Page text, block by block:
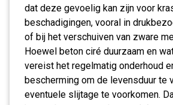
dat deze gevoelig kan zijn voor
beschadigingen, vooral in
of bij het verschuiven van zware
Hoewel beton ciré duurzaam en
vereist het regelmatig onderhoud
bescherming om de levensduur te
eventuele slijtage te voorkomen.